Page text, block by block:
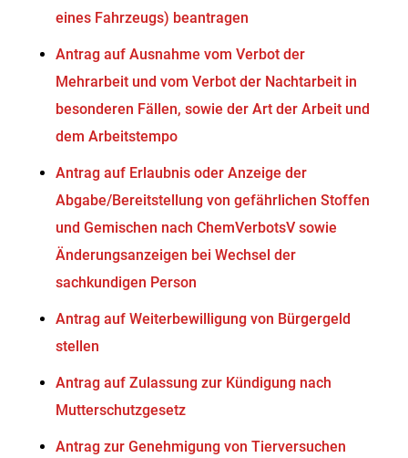
eines Fahrzeugs) beantragen
Antrag auf Ausnahme vom Verbot der
Mehrarbeit und vom Verbot der Nachtarbeit in
besonderen Fällen, sowie der Art der Arbeit und
dem Arbeitstempo
Antrag auf Erlaubnis oder Anzeige der
Abgabe/Bereitstellung von gefährlichen Stoffen
und Gemischen nach ChemVerbotsV sowie
Änderungsanzeigen bei Wechsel der
sachkundigen Person
Antrag auf Weiterbewilligung von Bürgergeld
stellen
Antrag auf Zulassung zur Kündigung nach
Mutterschutzgesetz
Antrag zur Genehmigung von Tierversuchen